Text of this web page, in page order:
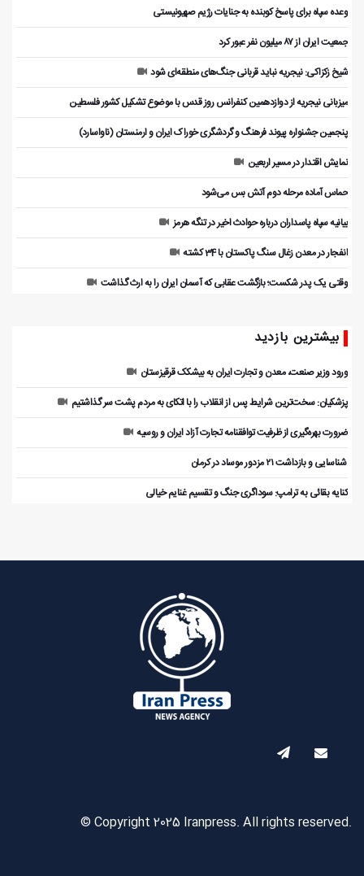
وعده سپاه برای پاسخ کوبنده به جنایات رژیم صهیونیستی
جمعیت ایران از ۸۷ میلیون نفر عبور کرد
شیخ زکزاکی: نیجریه نباید قربانی جنگ‌های منطقه‌ای شود
میزبانی نیجریه از دوازدهمین کنفرانس روز قدس با موضوع تشکیل کشور فلسطین
پنجمین جشنواره پیوند فرهنگ و گردشگر‌ی خوراک ایران و ارمنستان (ناواسارد)
نمایش اقتدار در مسیر اربعین
حماس آماده مرحله دوم آتش بس می‌شود
بیانیه سپاه پاسداران درباره حوادث اخیر در تنگه هرمز
انفجار در معدن زغال سنگ پاکستان با 34 کشته
وقتی یک پدر شکست؛ بازگشت عقابی که آسمان ایران را به ارث گذاشت
بیشترین بازدید
ورود وزیر صنعت، معدن و تجارت ایران به بیشکک قرقیزستان
پزشکیان: سخت‌ترین شرایط پس از انقلاب را با اتکای به مردم پشت سر گذاشتیم
ضرورت بهره‌گیری از ظرفیت توافقنامه تجارت آزاد ایران و روسیه
️ شناسایی و بازداشت ۲۱ مزدور موساد در کرمان
کنایه بقائی به ترامپ: سوداگری جنگ و تقسیم غنایم خیالی
© Copyright 2025 Iranpress. All rights reserved.